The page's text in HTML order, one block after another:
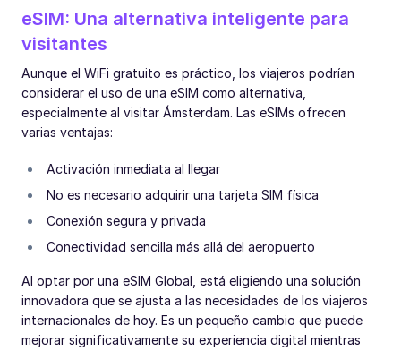
eSIM: Una alternativa inteligente para
visitantes
Aunque el WiFi gratuito es práctico, los viajeros podrían
considerar el uso de una eSIM como alternativa,
especialmente al visitar Ámsterdam. Las eSIMs ofrecen
varias ventajas:
Activación inmediata al llegar
No es necesario adquirir una tarjeta SIM física
Conexión segura y privada
Conectividad sencilla más allá del aeropuerto
Al optar por una eSIM Global, está eligiendo una solución
innovadora que se ajusta a las necesidades de los viajeros
internacionales de hoy. Es un pequeño cambio que puede
mejorar significativamente su experiencia digital mientras